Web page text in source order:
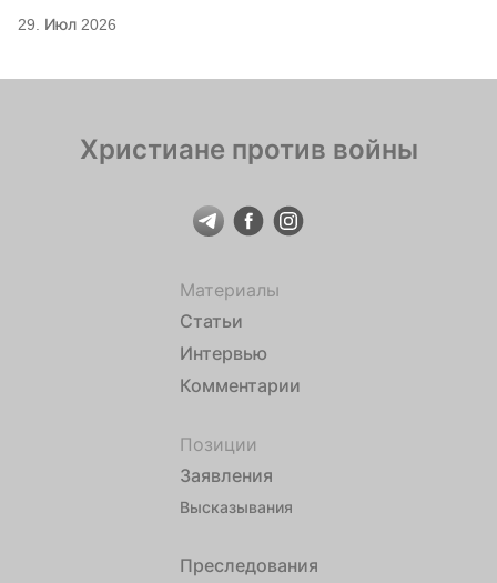
29. Июл 2026
Христиане против войны
Материалы
Статьи
Интервью
Комментарии
Позиции
Заявления
Высказывания
Преследования